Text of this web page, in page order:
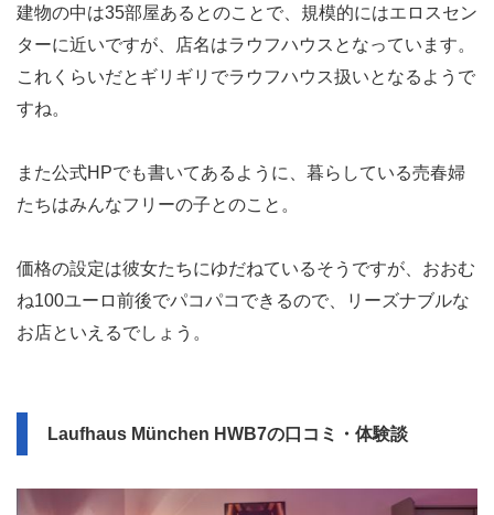
建物の中は35部屋あるとのことで、規模的にはエロスセン
ターに近いですが、店名はラウフハウスとなっています。
これくらいだとギリギリでラウフハウス扱いとなるようで
すね。
また公式HPでも書いてあるように、暮らしている売春婦
たちはみんなフリーの子とのこと。
価格の設定は彼女たちにゆだねているそうですが、おおむ
ね100ユーロ前後でパコパコできるので、リーズナブルな
お店といえるでしょう。
Laufhaus München HWB7の口コミ・体験談